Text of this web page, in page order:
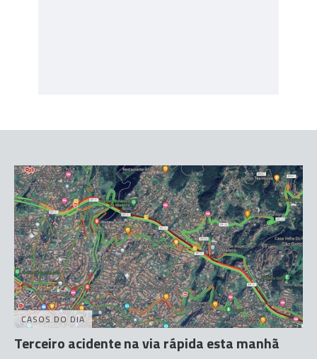
CASOS DO DIA
Terceiro acidente na via rápida esta manhã